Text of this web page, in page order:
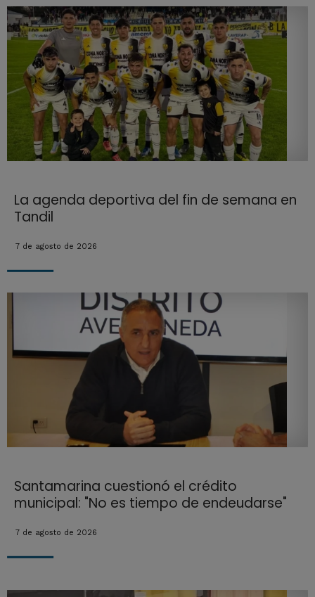
La agenda deportiva del fin de semana en
Tandil
7 de agosto de 2026
Santamarina cuestionó el crédito
municipal: "No es tiempo de endeudarse"
7 de agosto de 2026